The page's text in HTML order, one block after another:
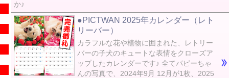
か♪
●PICTWAN 2025年カレンダー（レト
リーバー）
カラフルな花や植物に囲まれた、レトリー
バーの子犬のキュートな表情をクローズア
ップしたカレンダーです♪ 全てパピーちゃ
んの写真で、2024年9月 12月が1枚、2025